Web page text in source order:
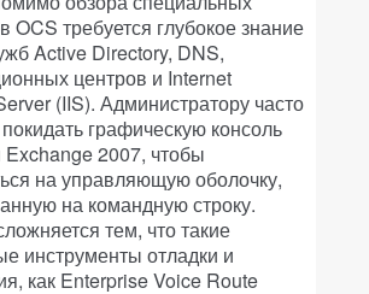
OCS требуется глубокое знание
Active Directory, DNS,
центров и Internet
(IIS). Администратору часто
графическую консоль
2007, чтобы
на управляющую оболочку,
на командную строку.
тем, что такие
инструменты отладки и
как Enterprise Voice Route